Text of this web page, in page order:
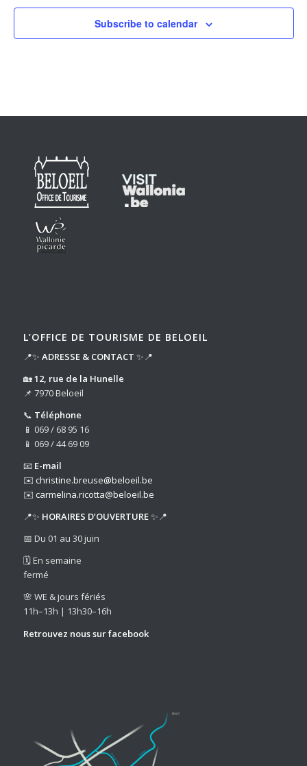
Subscribe to calendar
L’OFFICE DE TOURISME DE BELOEIL
📍✨ ADRESSE & CONTACT ✨📍
🏡12, rue de la Hunelle
📌 7970 Beloeil
📞 Téléphone
📱 069 / 68 95 16
📱 069 / 44 69 09
📧 E-mail
✉️ christine.breuse@beloeil.be
✉️ carmelina.ricotta@beloeil.be
📍✨ HORAIRES D’OUVERTURE✨📍
📅 Du 01 au 30 juin
🗓️ En semaine
fermé
🌸 WE & jours fériés
11h–13h | 13h30–16h
Retrouvez nous surfacebook